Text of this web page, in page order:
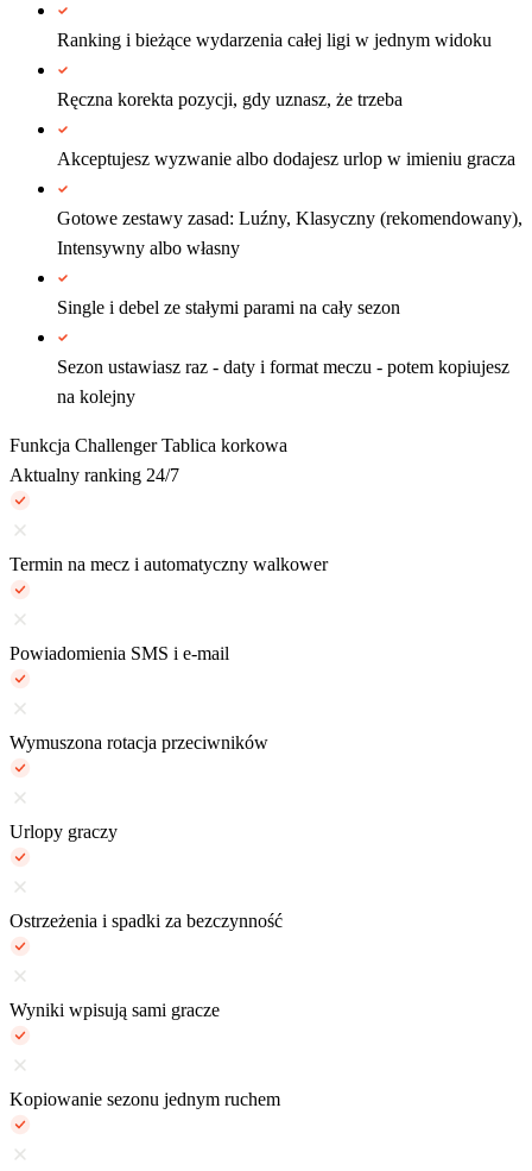
Ranking i bieżące wydarzenia całej ligi w jednym widoku
Ręczna korekta pozycji, gdy uznasz, że trzeba
Akceptujesz wyzwanie albo dodajesz urlop w imieniu gracza
Gotowe zestawy zasad: Luźny, Klasyczny (rekomendowany),
Intensywny albo własny
Single i debel ze stałymi parami na cały sezon
Sezon ustawiasz raz - daty i format meczu - potem kopiujesz
na kolejny
Funkcja Challenger Tablica korkowa
Aktualny ranking 24/7
Termin na mecz i automatyczny walkower
Powiadomienia SMS i e-mail
Wymuszona rotacja przeciwników
Urlopy graczy
Ostrzeżenia i spadki za bezczynność
Wyniki wpisują sami gracze
Kopiowanie sezonu jednym ruchem